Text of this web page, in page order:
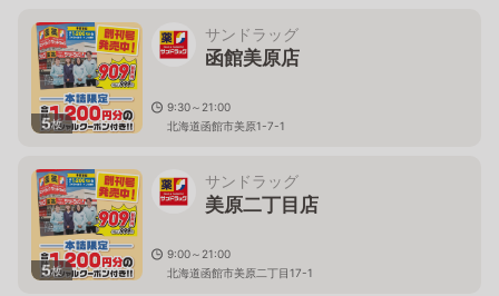
5枚
サンドラッグ
函館美原店
9:30～21:00
北海道函館市美原1-7-1
5枚
サンドラッグ
美原二丁目店
9:00～21:00
北海道函館市美原二丁目17-1